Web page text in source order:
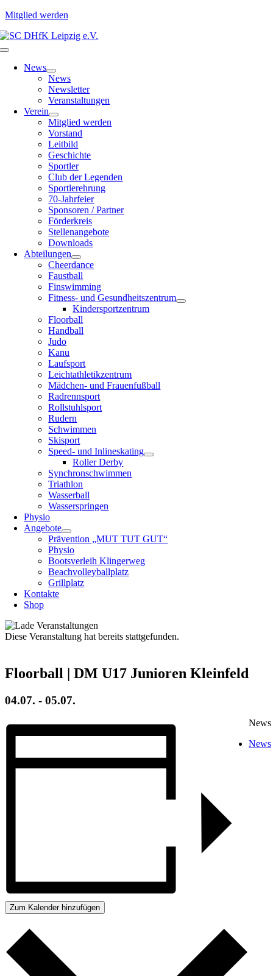
Mitglied werden
Zum
Inhalt
Toggle
NavigationNews
News
Newsletter
Veranstaltungen
Verein
Mitglied werden
Vorstand
Leitbild
Geschichte
Sportler
Club der Legenden
Sportlerehrung
70-Jahrfeier
Sponsoren / Partner
Förderkreis
Stellenangebote
Downloads
Abteilungen
Cheerdance
Faustball
Finswimming
Fitness- und Gesundheitszentrum
Kindersportzentrum
Floorball
Handball
Judo
Kanu
Laufsport
Leichtathletikzentrum
Mädchen- und Frauenfußball
Radrennsport
Rollstuhlsport
Rudern
Schwimmen
Skisport
Speed- und Inlineskating
Roller Derby
Synchronschwimmen
Triathlon
Wasserball
Wasserspringen
Physio
Angebote
Prävention „MUT TUT GUT“
Physio
Bootsverleih Klingerweg
Beachvolleyballplatz
Grillplatz
Kontakte
Shop
Diese Veranstaltung hat bereits stattgefunden.
Floorball | DM U17 Junioren Kleinfeld
04.07. - 05.07.
Zum Kalender hinzufügen
News
News